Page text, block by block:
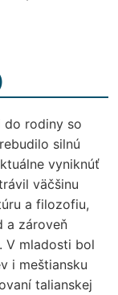
do rodiny so
silnú
vyniknúť
väčšinu
a filozofiu,
a zároveň
V mladosti bol
i meštiansku
talianskej